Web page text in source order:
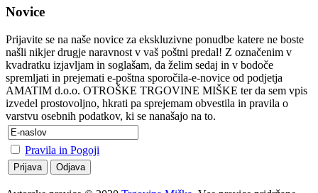
Novice
Prijavite se na naše novice za ekskluzivne ponudbe katere ne boste
našli nikjer drugje naravnost v vaš poštni predal! Z označenim v
kvadratku izjavljam in soglašam, da želim sedaj in v bodoče
spremljati in prejemati e-poštna sporočila-e-novice od podjetja
AMATIM d.o.o. OTROŠKE TRGOVINE MIŠKE ter da sem vpis
izvedel prostovoljno, hkrati pa sprejemam obvestila in pravila o
varstvu osebnih podatkov, ki se nanašajo na to.
Pravila in Pogoji